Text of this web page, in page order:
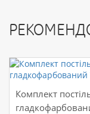
Комплект